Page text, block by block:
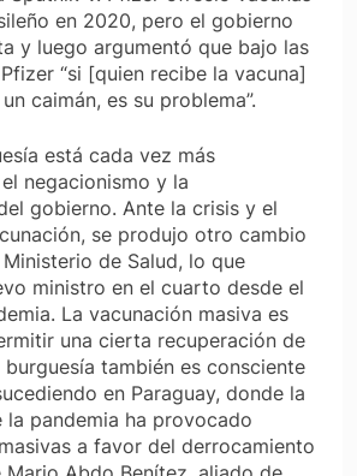
en 2020, pero el gobierno
y luego argumentó que bajo las
“si [quien recibe la vacuna]
caimán, es su problema”.
está cada vez más
negacionismo y la
gobierno. Ante la crisis y el
se produjo otro cambio
de Salud, lo que
ministro en el cuarto desde el
La vacunación masiva es
una cierta recuperación de
burguesía también es consciente
en Paraguay, donde la
la pandemia ha provocado
a favor del derrocamiento